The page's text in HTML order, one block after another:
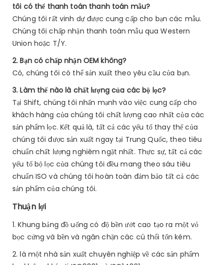
tôi có thể thanh toán thanh toán mẫu?
Chúng tôi rất vinh dự được cung cấp cho bạn các mẫu.
Chúng tôi chấp nhận thanh toán mẫu qua Western
Union hoặc T/Y.
2. Bạn có chấp nhận OEM không?
Có, chúng tôi có thể sản xuất theo yêu cầu của bạn.
3. Làm thế nào là chất lượng của các bộ lọc?
Tại Shift, chúng tôi nhấn mạnh vào việc cung cấp cho
khách hàng của chúng tôi chất lượng cao nhất của các
sản phẩm lọc. Kết quả là, tất cả các yếu tố thay thế của
chúng tôi được sản xuất ngay tại Trung Quốc, theo tiêu
chuẩn chất lượng nghiêm ngặt nhất. Thực sự, tất cả các
yếu tố bộ lọc của chúng tôi đều mang theo sáu tiêu
chuẩn ISO và chúng tôi hoàn toàn đảm bảo tất cả các
sản phẩm của chúng tôi.
Thuận lợi
1. Khung bảng đồ uống có độ bền ướt cao tạo ra một vỏ
bọc cứng và bền và ngăn chặn các cú thổi tốn kém.
2. là một nhà sản xuất chuyên nghiệp về các sản phẩm